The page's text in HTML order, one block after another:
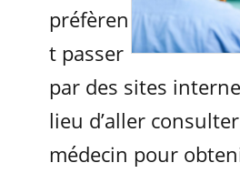
préfèren
t passer
par des sites
lieu d’aller
médecin pour